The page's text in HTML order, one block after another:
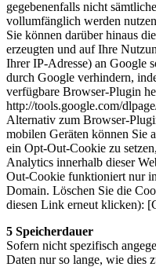
gegebenenfalls nicht
vollumfänglich werden
Sie können darüber hinaus
erzeugten und auf Ihre
Ihrer IP-Adresse) an Google
durch Google verhindern,
verfügbare Browser-Plugin
http://tools.google.com/
Alternativ zum Browser-
mobilen Geräten können Sie
ein Opt-Out-Cookie zu
Analytics innerhalb dieser
Out-Cookie funktioniert nur
Domain. Löschen Sie die
diesen Link erneut klicken):
5 Speicherdauer
Sofern nicht spezifisch
Daten nur so lange, wie dies